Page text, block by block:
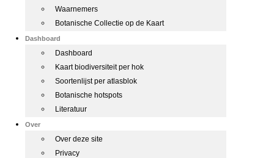
Waarnemers
Botanische Collectie op de Kaart
Dashboard
Dashboard
Kaart biodiversiteit per hok
Soortenlijst per atlasblok
Botanische hotspots
Literatuur
Over
Over deze site
Privacy